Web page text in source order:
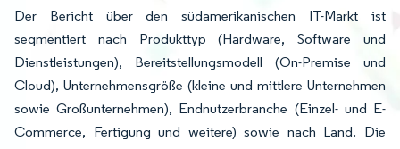
Der Bericht über den südamerikanischen IT-Markt ist
segmentiert nach Produkttyp (Hardware, Software und
Dienstleistungen), Bereitstellungsmodell (On-Premise und
Cloud), Unternehmensgröße (kleine und mittlere Unternehmen
sowie Großunternehmen), Endnutzerbranche (Einzel- und E-
Commerce, Fertigung und weitere) sowie nach Land. Die